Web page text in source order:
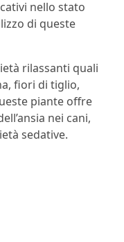
nello stato
di queste
rilassanti quali
fiori di tiglio,
piante offre
nei cani,
sedative.